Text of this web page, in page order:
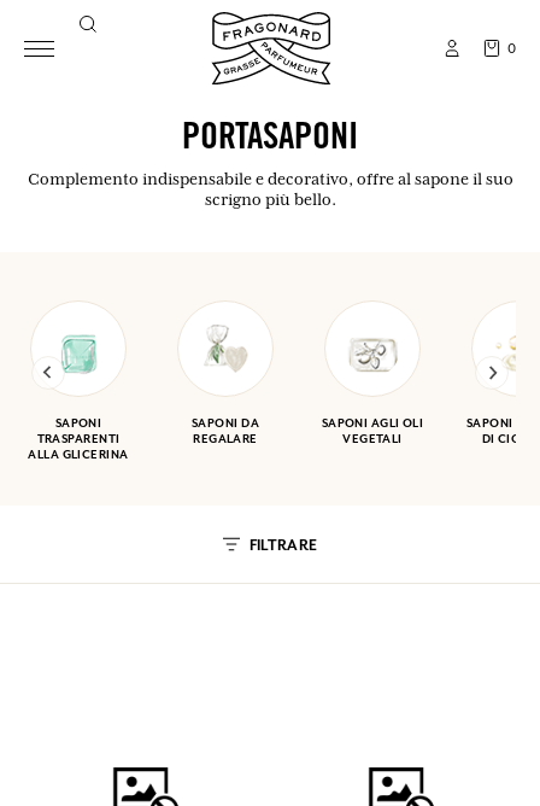
0
PORTASAPONI
Complemento indispensabile e decorativo, offre al sapone il suo
scrigno più bello.
SAPONI
TRASPARENTI
ALLA GLICERINA
SAPONI DA
REGALARE
SAPONI AGLI OLI
VEGETALI
SAPONI A
DI
FILTRARE